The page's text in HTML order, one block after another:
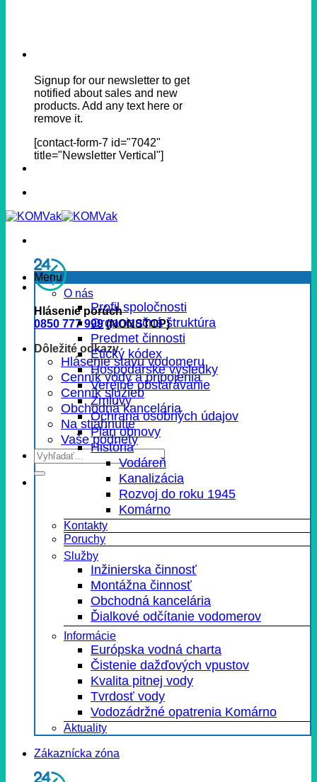
Signup for our newsletter to get
notified about sales and new
products. Add any text here or
remove it.
[contact-form-7 id="7042"
title="Newsletter Vertical"]
Hlásenie porúch
0850 777 999(NONSTOP)
Dôležité odkazy
Hlásenie stavu vodomeru
Cenník vody a pripojenia
Cenník služieb
Obchodná kancelária
Na stiahnutie
Vaše podnety
Menu
O nás
Profil spoločnosti
Organizačná štruktúra
Predmet činnosti
Etický kódex
Hospodárske výsledky
Verejné obstarávanie
Zmluvy
Ochrana osobných údajov
Plán obnovy
História
Vodáreň
Kanalizácia
Rozvoj do roku 1945
Komárno
Kontakty
Poruchy
Služby
Inžinierska činnosť
Montážna činnosť
Obchodná kancelária
Ďialkové odčítanie vodomerov
Informácie
Európska vodná charta
Čistenie dažďových vpustov
Kvalita pitnej vody
Tvrdosť vody
Vodozádržné opatrenia Komárno
Aktuality
Zákaznícka zóna